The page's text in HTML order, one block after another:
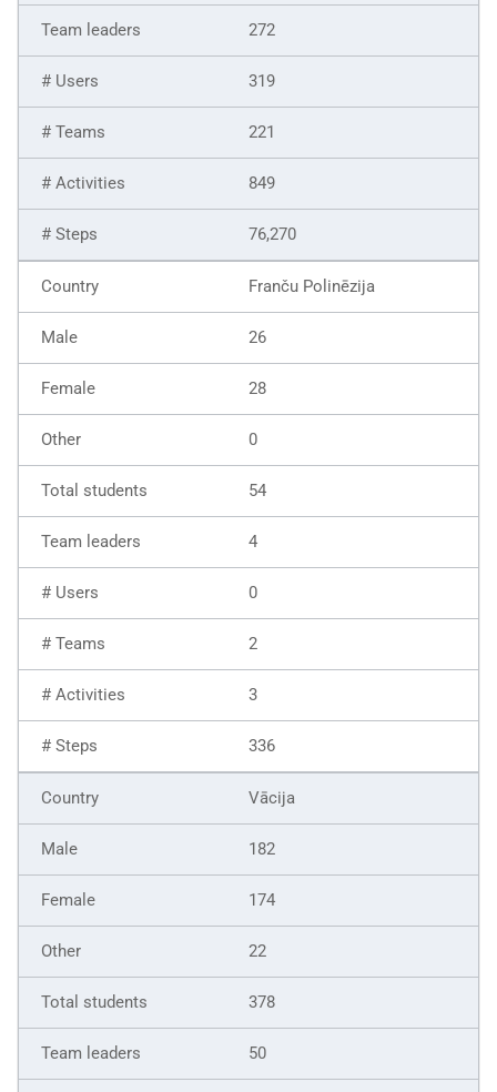
272
319
221
849
76,270
Franču Polinēzija
26
28
0
54
4
0
2
3
336
Vācija
182
174
22
378
50